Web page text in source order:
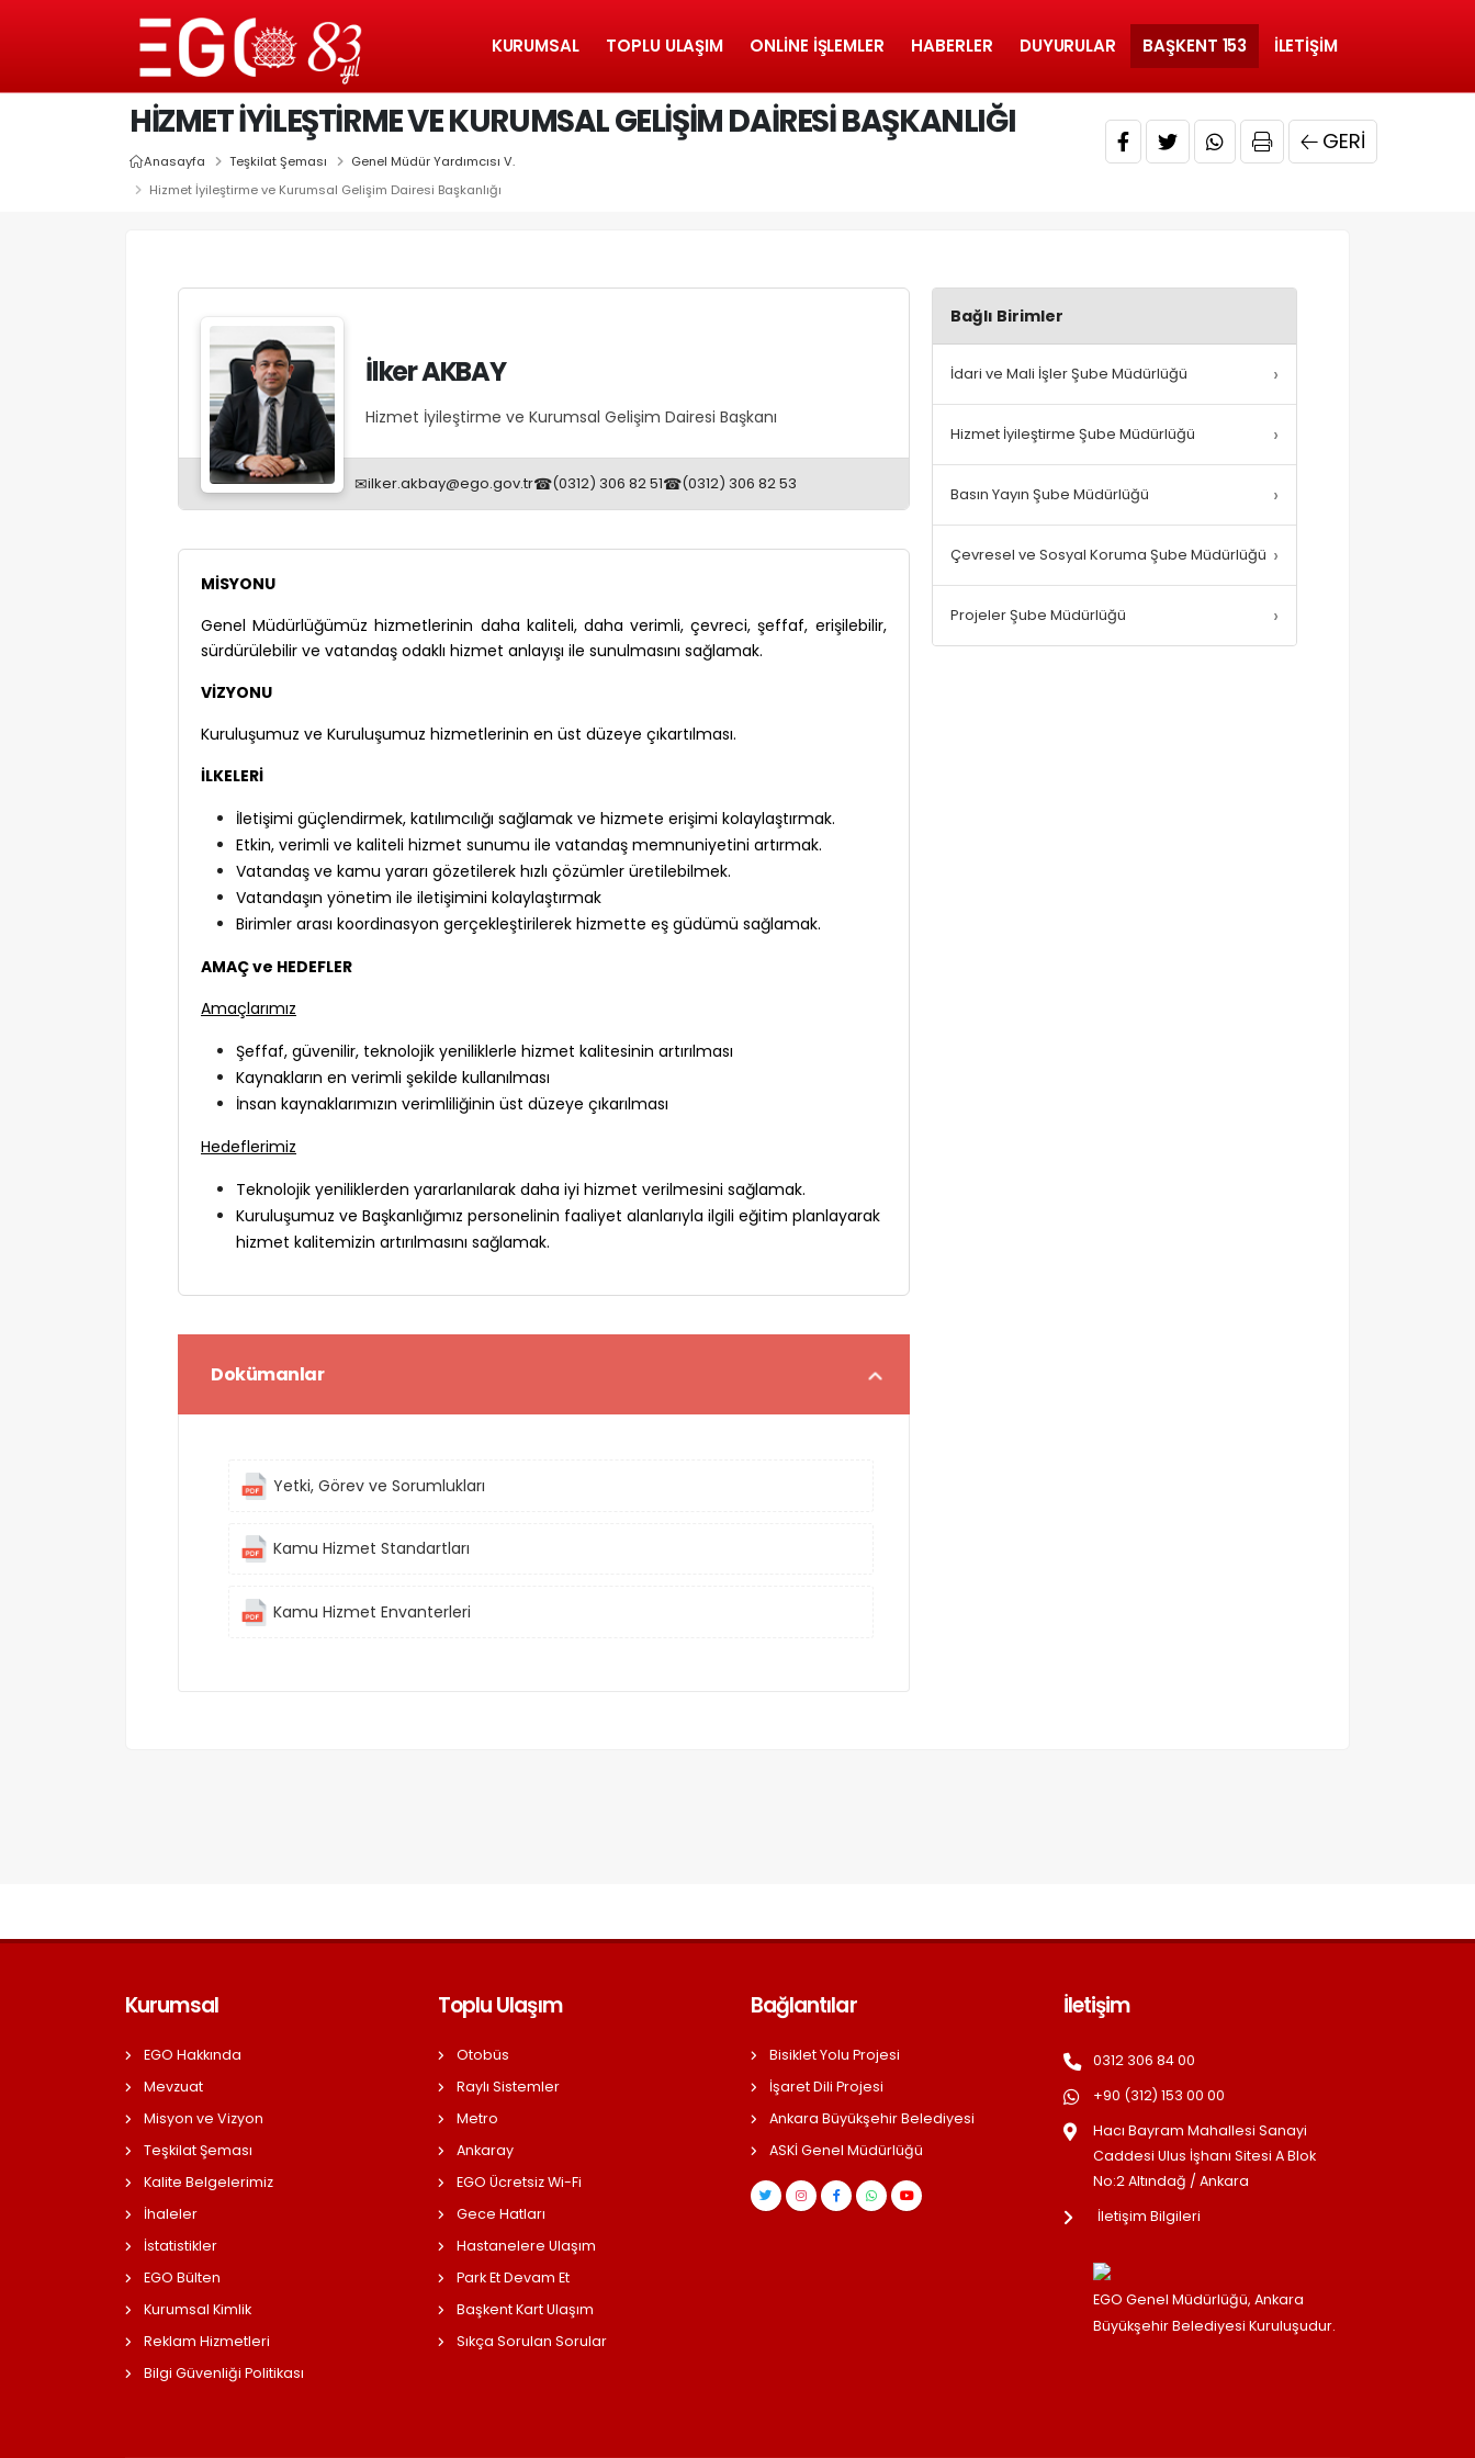
KURUMSAL TOPLU ULAŞIM ONLINE İŞLEMLER HABERLER DUYURULAR BAŞKENT 153 İLETIŞIM
HIZMET İYILEŞTIRME VE KURUMSAL GELIŞIM DAIRESI BAŞKANLIĞI
Anasayfa Teşkilat Şeması
Genel Müdür Yardımcısı V.
Hizmet İyileştirme ve Kurumsal Gelişim Dairesi Başkanlığı
GERI
İlker AKBAY
Hizmet İyileştirme ve Kurumsal Gelişim Dairesi Başkanı
✉ilker.akbay@ego.gov.tr☎(0312) 306 82 51☎(0312) 306 82 53
MİSYONU
Genel Müdürlüğümüz hizmetlerinin daha kaliteli, daha verimli, çevreci, şeffaf, erişilebilir,
sürdürülebilir ve vatandaş odaklı hizmet anlayışı ile sunulmasını sağlamak.
VİZYONU
Kuruluşumuz ve Kuruluşumuz hizmetlerinin en üst düzeye çıkartılması.
İLKELERİ
İletişimi güçlendirmek, katılımcılığı sağlamak ve hizmete erişimi kolaylaştırmak.
Etkin, verimli ve kaliteli hizmet sunumu ile vatandaş memnuniyetini artırmak.
Vatandaş ve kamu yararı gözetilerek hızlı çözümler üretilebilmek.
Vatandaşın yönetim ile iletişimini kolaylaştırmak
Birimler arası koordinasyon gerçekleştirilerek hizmette eş güdümü sağlamak.
AMAÇ ve HEDEFLER
Amaçlarımız
Şeffaf, güvenilir, teknolojik yeniliklerle hizmet kalitesinin artırılması
Kaynakların en verimli şekilde kullanılması
İnsan kaynaklarımızın verimliliğinin üst düzeye çıkarılması
Hedeflerimiz
Teknolojik yeniliklerden yararlanılarak daha iyi hizmet verilmesini sağlamak.
Kuruluşumuz ve Başkanlığımız personelinin faaliyet alanlarıyla ilgili eğitim planlayarak
hizmet kalitemizin artırılmasını sağlamak.
Dokümanlar
Yetki, Görev ve Sorumlukları
Kamu Hizmet Standartları
Kamu Hizmet Envanterleri
Bağlı Birimler
İdari ve Mali İşler Şube Müdürlüğü ›
Hizmet İyileştirme Şube Müdürlüğü ›
Basın Yayın Şube Müdürlüğü ›
Çevresel ve Sosyal Koruma Şube Müdürlüğü ›
Projeler Şube Müdürlüğü ›
Kurumsal
EGO Hakkında
Mevzuat
Misyon ve Vizyon
Teşkilat Şeması
Kalite Belgelerimiz
İhaleler
İstatistikler
EGO Bülten
Kurumsal Kimlik
Reklam Hizmetleri
Bilgi Güvenliği Politikası
Toplu Ulaşım
Otobüs
Raylı Sistemler
Metro
Ankaray
EGO Ücretsiz Wi-Fi
Gece Hatları
Hastanelere Ulaşım
Park Et Devam Et
Başkent Kart Ulaşım
Sıkça Sorulan Sorular
Bağlantılar
Bisiklet Yolu Projesi
İşaret Dili Projesi
Ankara Büyükşehir Belediyesi
ASKİ Genel Müdürlüğü
İletişim
0312 306 84 00
+90 (312) 153 00 00
Hacı Bayram Mahallesi Sanayi
Caddesi Ulus İşhanı Sitesi A Blok
No:2 Altındağ / Ankara
İletişim Bilgileri
EGO Genel Müdürlüğü, Ankara
Büyükşehir Belediyesi Kuruluşudur.